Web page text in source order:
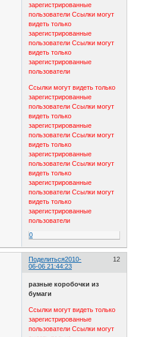
зарегистрированные
пользователи Ссылки могут
видеть только
зарегистрированные
пользователи Ссылки могут
видеть только
зарегистрированные
пользователи
Ссылки могут видеть только
зарегистрированные
пользователи Ссылки могут
видеть только
зарегистрированные
пользователи Ссылки могут
видеть только
зарегистрированные
пользователи Ссылки могут
видеть только
зарегистрированные
пользователи Ссылки могут
видеть только
зарегистрированные
пользователи
0
Поделиться 12
2010-
06-06 21:44:23
разные коробочки из
бумаги
Ссылки могут видеть только
зарегистрированные
пользователи Ссылки могут